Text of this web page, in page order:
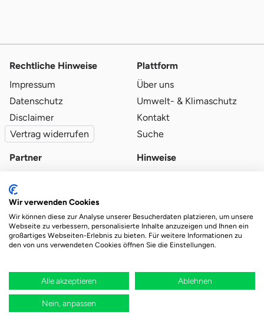
Rechtliche Hinweise
Impressum
Datenschutz
Disclaimer
Vertrag widerrufen
Plattform
Über uns
Umwelt- & Klimaschutz
Kontakt
Suche
Partner
Qualitätsvoraussetzungen
Partner-Login
Hinweise
Das Ökosystem für beste Ver- und Entsorgung
Durch deine Bestellung wird regional aufgeforstet
Wir verwenden Cookies
Wir können diese zur Analyse unserer Besucherdaten platzieren, um unsere
Webseite zu verbessern, personalisierte Inhalte anzuzeigen und Ihnen ein
großartiges Webseiten-Erlebnis zu bieten. Für weitere Informationen zu
den von uns verwendeten Cookies öffnen Sie die Einstellungen.
Alle akzeptieren Ablehnen
Nein, anpassen